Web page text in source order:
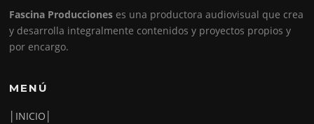
Fascina Producciones es una productora audiovisual que crea
y desarrolla integralmente contenidos y proyectos propios y
por encargo.
MENÚ
│INICIO│